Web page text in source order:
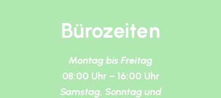
Bürozeiten
Montag bis Freitag
08:00 Uhr – 16:00 Uhr
Samstag, Sonntag und